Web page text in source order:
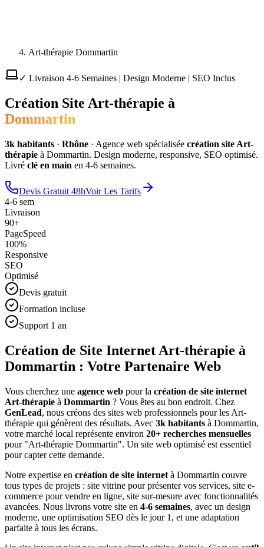
Art-thérapie Dommartin
✓ Livraison 4-6 Semaines | Design Moderne | SEO Inclus
Création Site Art-thérapie à
Dommartin
3k habitants · Rhône · Agence web spécialisée création site Art-
thérapie à Dommartin. Design moderne, responsive, SEO optimisé.
Livré clé en main en 4-6 semaines.
Devis Gratuit 48hVoir Les Tarifs
4-6 sem
Livraison
90+
PageSpeed
100%
Responsive
SEO
Optimisé
Devis gratuit
Formation incluse
Support 1 an
Création de Site Internet Art-thérapie à
Dommartin : Votre Partenaire Web
Vous cherchez une agence web pour la création de site internet
Art-thérapie à Dommartin ? Vous êtes au bon endroit. Chez
GenLead, nous créons des sites web professionnels pour les Art-
thérapie qui génèrent des résultats. Avec 3k habitants à Dommartin,
votre marché local représente environ 20+ recherches mensuelles
pour "Art-thérapie Dommartin". Un site web optimisé est essentiel
pour capter cette demande.
Notre expertise en création de site internet à Dommartin couvre
tous types de projets : site vitrine pour présenter vos services, site e-
commerce pour vendre en ligne, site sur-mesure avec fonctionnalités
avancées. Nous livrons votre site en 4-6 semaines, avec un design
moderne, une optimisation SEO dès le jour 1, et une adaptation
parfaite à tous les écrans.